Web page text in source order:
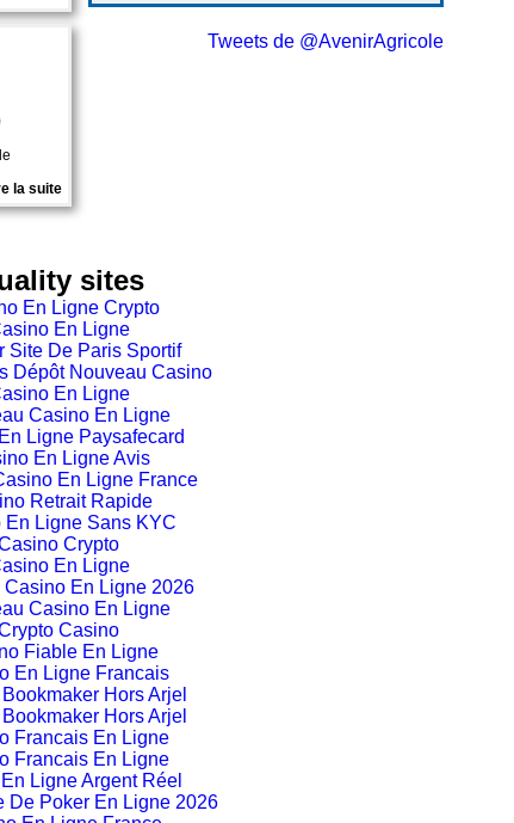
la suite
Tweets de @AvenirAgricole
sites
En Ligne Crypto
En Ligne
Site De Paris Sportif
Dépôt Nouveau Casino
En Ligne
Casino En Ligne
Ligne Paysafecard
En Ligne Avis
En Ligne France
Retrait Rapide
En Ligne Sans KYC
Crypto
En Ligne
Casino En Ligne 2026
Casino En Ligne
Casino
Fiable En Ligne
En Ligne Francais
Hors Arjel
Hors Arjel
Francais En Ligne
Francais En Ligne
Ligne Argent Réel
De Poker En Ligne 2026